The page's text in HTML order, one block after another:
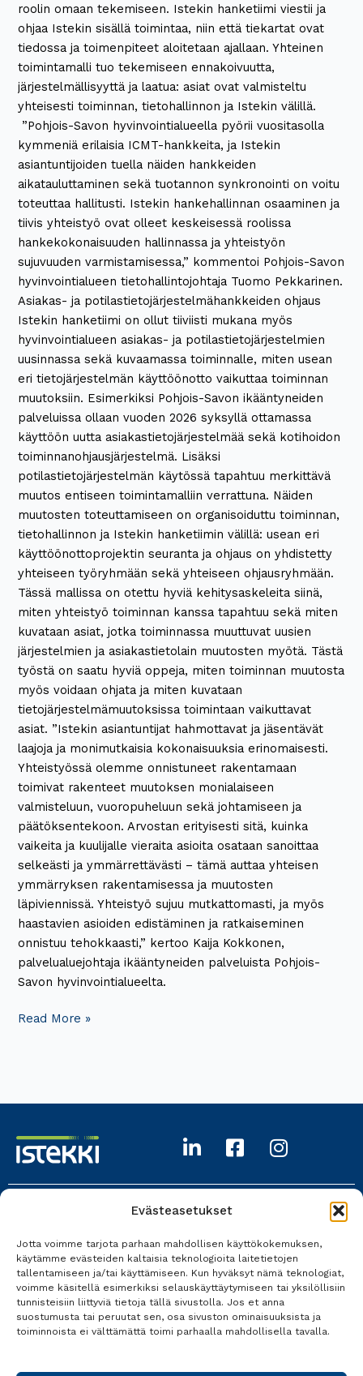
Evästeasetukset
Jotta voimme tarjota parhaan mahdollisen käyttökokemuksen,
käytämme evästeiden kaltaisia teknologioita laitetietojen
tallentamiseen ja/tai käyttämiseen. Kun hyväksyt nämä teknologiat,
voimme käsitellä esimerkiksi selauskäyttäytymiseen tai yksilöllisiin
tunnisteisiin liittyviä tietoja tällä sivustolla. Jos et anna
suostumusta tai peruutat sen, osa sivuston ominaisuuksista ja
toiminnoista ei välttämättä toimi parhaalla mahdollisella tavalla.
roolin omaan tekemiseen. Istekin hanketiimi viestii ja
ohjaa Istekin sisällä toimintaa, niin että tiekartat ovat
tiedossa ja toimenpiteet aloitetaan ajallaan. Yhteinen
toimintamalli tuo tekemiseen ennakoivuutta,
järjestelmällisyyttä ja laatua: asiat ovat valmisteltu
yhteisesti toiminnan, tietohallinnon ja Istekin välillä.
”Pohjois-Savon hyvinvointialueella pyörii vuositasolla
kymmeniä erilaisia ICMT-hankkeita, ja Istekin
asiantuntijoiden tuella näiden hankkeiden
aikatauluttaminen sekä tuotannon synkronointi on voitu
toteuttaa hallitusti. Istekin hankehallinnan osaaminen ja
tiivis yhteistyö ovat olleet keskeisessä roolissa
hankekokonaisuuden hallinnassa ja yhteistyön
sujuvuuden varmistamisessa,” kommentoi Pohjois-Savon
hyvinvointialueen tietohallintojohtaja Tuomo Pekkarinen.
Asiakas- ja potilastietojärjestelmähankkeiden ohjaus
Istekin hanketiimi on ollut tiiviisti mukana myös
hyvinvointialueen asiakas- ja potilastietojärjestelmien
uusinnassa sekä kuvaamassa toiminnalle, miten usean
eri tietojärjestelmän käyttöönotto vaikuttaa toiminnan
muutoksiin. Esimerkiksi Pohjois-Savon ikääntyneiden
palveluissa ollaan vuoden 2026 syksyllä ottamassa
käyttöön uutta asiakastietojärjestelmää sekä kotihoidon
toiminnanohjausjärjestelmä. Lisäksi
potilastietojärjestelmän käytössä tapahtuu merkittävä
muutos entiseen toimintamalliin verrattuna. Näiden
muutosten toteuttamiseen on organisoiduttu toiminnan,
tietohallinnon ja Istekin hanketiimin välillä: usean eri
käyttöönottoprojektin seuranta ja ohjaus on yhdistetty
yhteiseen työryhmään sekä yhteiseen ohjausryhmään.
Tässä mallissa on otettu hyviä kehitysaskeleita siinä,
miten yhteistyö toiminnan kanssa tapahtuu sekä miten
kuvataan asiat, jotka toiminnassa muuttuvat uusien
järjestelmien ja asiakastietolain muutosten myötä. Tästä
työstä on saatu hyviä oppeja, miten toiminnan muutosta
myös voidaan ohjata ja miten kuvataan
tietojärjestelmämuutoksissa toimintaan vaikuttavat
asiat. ”Istekin asiantuntijat hahmottavat ja jäsentävät
laajoja ja monimutkaisia kokonaisuuksia erinomaisesti.
Yhteistyössä olemme onnistuneet rakentamaan
toimivat rakenteet muutoksen monialaiseen
valmisteluun, vuoropuheluun sekä johtamiseen ja
päätöksentekoon. Arvostan erityisesti sitä, kuinka
vaikeita ja kuulijalle vieraita asioita osataan sanoittaa
selkeästi ja ymmärrettävästi – tämä auttaa yhteisen
ymmärryksen rakentamisessa ja muutosten
läpiviennissä. Yhteistyö sujuu mutkattomasti, ja myös
haastavien asioiden edistäminen ja ratkaiseminen
onnistuu tehokkaasti,” kertoo Kaija Kokkonen,
palvelualuejohtaja ikääntyneiden palveluista Pohjois-
Savon hyvinvointialueelta.
Read More »
017 618 0700
Kaikki yhteystiedot